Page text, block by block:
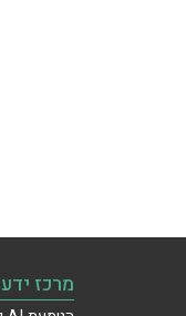
מרכז ידע